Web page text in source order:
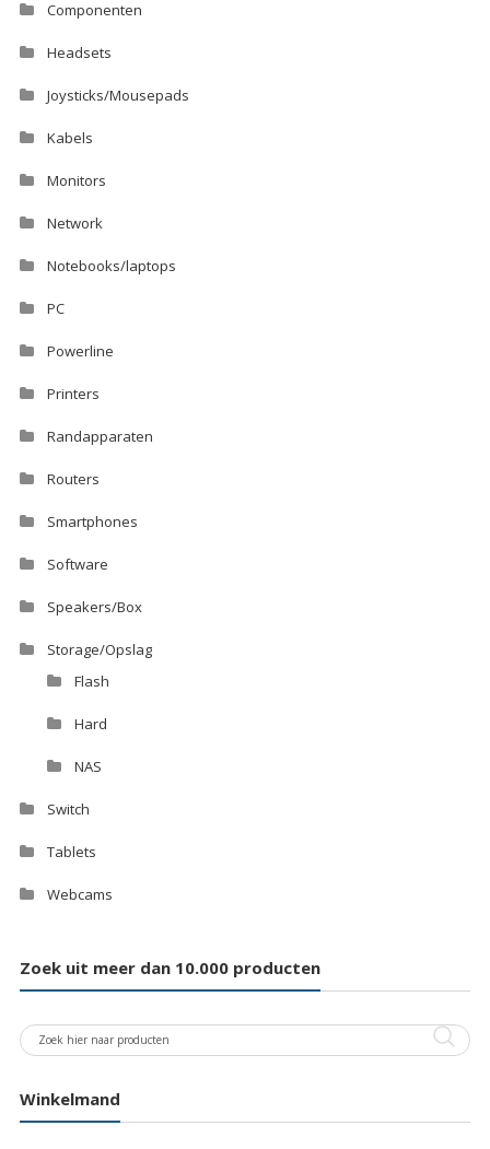
Componenten
Headsets
Joysticks/Mousepads
Kabels
Monitors
Network
Notebooks/laptops
PC
Powerline
Printers
Randapparaten
Routers
Smartphones
Software
Speakers/Box
Storage/Opslag
Flash
Hard
NAS
Switch
Tablets
Webcams
Zoek uit meer dan 10.000 producten
Winkelmand